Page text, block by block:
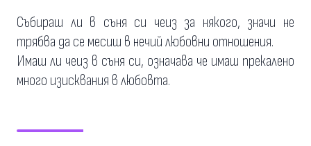
Събираш ли в съня си чеиз за някого, значи не
трябва да се месиш в нечий любовни отношения.
Имаш ли чеиз в съня си, означава че имаш прекалено
много изисквания в любовта.